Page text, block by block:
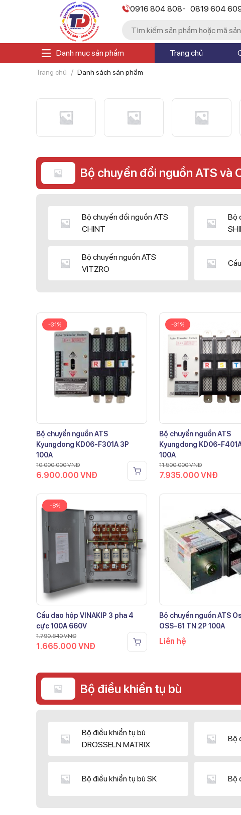
0916 804 808- 0819 604
Danh mục sản phẩm Trang chủ
Trang chủ Danh sách sản phẩm
Bộ chuyển đổi nguồn ATS và
Bộ chuyển đổi nguồn ATS
CHINT
Bộ
Bộ chuyển nguồn ATS
VITZRO
-31%
Bộ chuyển nguồn ATS
Kyungdong KD06-F301A 3P
100A
10.000.000VNĐ
6.900.000 VNĐ
-31%
Bộ chuyển nguồn ATS
Kyungdong KD06-
100A
11.500.000VNĐ
7.935.000 VNĐ
-8%
Cầu dao hộp VINAKIP 3 pha 4
cực 100A 660V
1.790.640VNĐ
1.665.000 VNĐ
Bộ chuyển nguồn ATS
OSS-61 TN 2P 100A
Liên hệ
Bộ điều khiển tụ bù
Bộ điều khiển tụ bù
DROSSELN MATRIX
Bộ
Bộ điều khiển tụ bù SK Bộ